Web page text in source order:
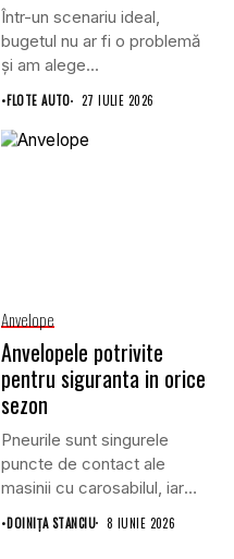
Într-un scenariu ideal,
bugetul nu ar fi o problemă
și am alege...
•FLOTE AUTO 27 IULIE 2026
Anvelope
Anvelopele potrivite
pentru siguranta in orice
sezon
Pneurile sunt singurele
puncte de contact ale
masinii cu carosabilul, iar
performanta...
•DOINIŢA STANCIU 8 IUNIE 2026